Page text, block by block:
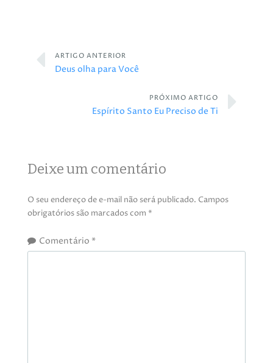
ARTIGO ANTERIOR
Deus olha para Você
PRÓXIMO ARTIGO
Espírito Santo Eu Preciso de Ti
Deixe um comentário
O seu endereço de e-mail não será publicado. Campos
obrigatórios são marcados com *
Comentário *